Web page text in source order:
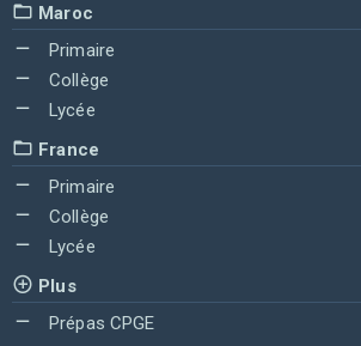
Maroc
Primaire
Collège
Lycée
France
Primaire
Collège
Lycée
Plus
Prépas CPGE